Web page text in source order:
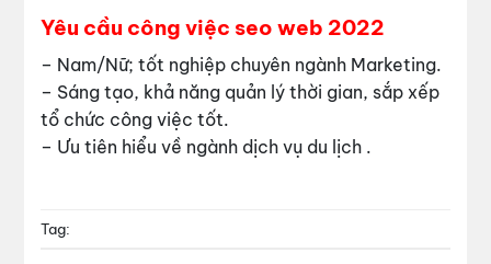
Yêu cầu công việc seo web 2022
– Nam/Nữ; tốt nghiệp chuyên ngành Marketing.
– Sáng tạo, khả năng quản lý thời gian, sắp xếp
tổ chức công việc tốt.
– Ưu tiên hiểu về ngành dịch vụ du lịch .
Tag: